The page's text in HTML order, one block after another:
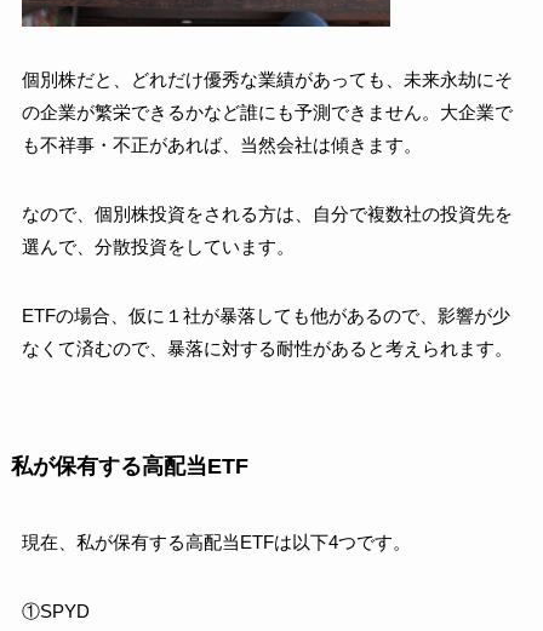
個別株だと、どれだけ優秀な業績があっても、未来永劫にそ
の企業が繁栄できるかなど誰にも予測できません。大企業で
も不祥事・不正があれば、当然会社は傾きます。
なので、個別株投資をされる方は、自分で複数社の投資先を
選んで、分散投資をしています。
ETFの場合、仮に１社が暴落しても他があるので、影響が少
なくて済むので、暴落に対する耐性があると考えられます。
私が保有する高配当ETF
現在、私が保有する高配当ETFは以下4つです。
①SPYD